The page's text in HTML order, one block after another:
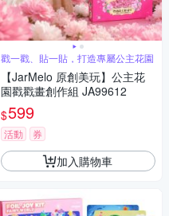
戳一戳、貼一貼，打造專屬公主花園
【JarMelo 原創美玩】公主花
園戳戳畫創作組 JA99612
$599
活動 券
加入購物車